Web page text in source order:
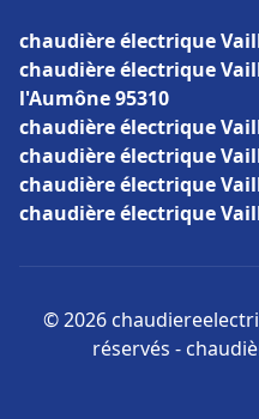
chaudière électrique
chaudière électrique
l'Aumône 95310
chaudière électrique
chaudière électrique
chaudière électrique
chaudière électrique
© 2026
réservés -